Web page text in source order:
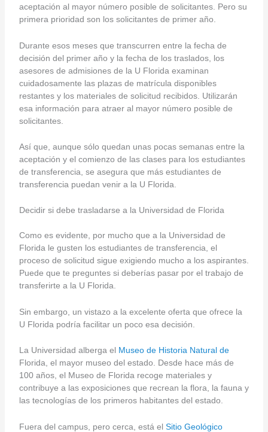
aceptación al mayor número posible de solicitantes. Pero su
primera prioridad son los solicitantes de primer año.
Durante esos meses que transcurren entre la fecha de
decisión del primer año y la fecha de los traslados, los
asesores de admisiones de la U Florida examinan
cuidadosamente las plazas de matrícula disponibles
restantes y los materiales de solicitud recibidos. Utilizarán
esa información para atraer al mayor número posible de
solicitantes.
Así que, aunque sólo quedan unas pocas semanas entre la
aceptación y el comienzo de las clases para los estudiantes
de transferencia, se asegura que más estudiantes de
transferencia puedan venir a la U Florida.
Decidir si debe trasladarse a la Universidad de Florida
Como es evidente, por mucho que a la Universidad de
Florida le gusten los estudiantes de transferencia, el
proceso de solicitud sigue exigiendo mucho a los aspirantes.
Puede que te preguntes si deberías pasar por el trabajo de
transferirte a la U Florida.
Sin embargo, un vistazo a la excelente oferta que ofrece la
U Florida podría facilitar un poco esa decisión.
La Universidad alberga el Museo de Historia Natural de
Florida, el mayor museo del estado. Desde hace más de
100 años, el Museo de Florida recoge materiales y
contribuye a las exposiciones que recrean la flora, la fauna y
las tecnologías de los primeros habitantes del estado.
Fuera del campus, pero cerca, está el Sitio Geológico